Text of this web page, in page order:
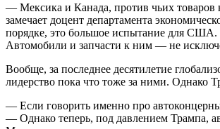
— Мексика и Канада, против чьих
замечает доцент департамента
порядке, это большое испытание для США.
Автомобили и запчасти к ним — не
Вообще, за последнее десятилетие
лидерство пока что тоже за ними. Однако
— Если говорить именно про
— Однако теперь, под давлением Трампа,